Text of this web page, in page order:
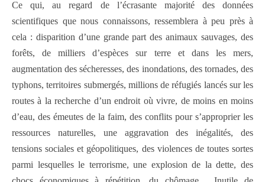
Ce qui, au regard de l’écrasante majorité des données
scientifiques que nous connaissons, ressemblera à peu près à
cela : disparition d’une grande part des animaux sauvages, des
forêts, de milliers d’espèces sur terre et dans les mers,
augmentation des sécheresses, des inondations, des tornades, des
typhons, territoires submergés, millions de réfugiés lancés sur les
routes à la recherche d’un endroit où vivre, de moins en moins
d’eau, des émeutes de la faim, des conflits pour s’approprier les
ressources naturelles, une aggravation des inégalités, des
tensions sociales et géopolitiques, des violences de toutes sortes
parmi lesquelles le terrorisme, une explosion de la dette, des